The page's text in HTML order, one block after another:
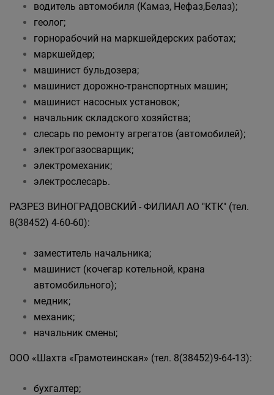
водитель автомобиля (Камаз, Нефаз,Белаз);
геолог;
горнорабочий на маркшейдерских работах;
маркшейдер;
машинист бульдозера;
машинист дорожно-транспортных машин;
машинист насосных установок;
начальник складского хозяйства;
слесарь по ремонту агрегатов (автомобилей);
электрогазосварщик;
электромеханик;
электрослесарь.
РАЗРЕЗ ВИНОГРАДОВСКИЙ - ФИЛИАЛ АО "КТК" (тел.
8(38452) 4-60-60):
заместитель начальника;
машинист (кочегар котельной, крана
автомобильного);
медник;
механик;
начальник смены;
ООО «Шахта «Грамотеинская» (тел. 8(38452)9-64-13):
бухгалтер;